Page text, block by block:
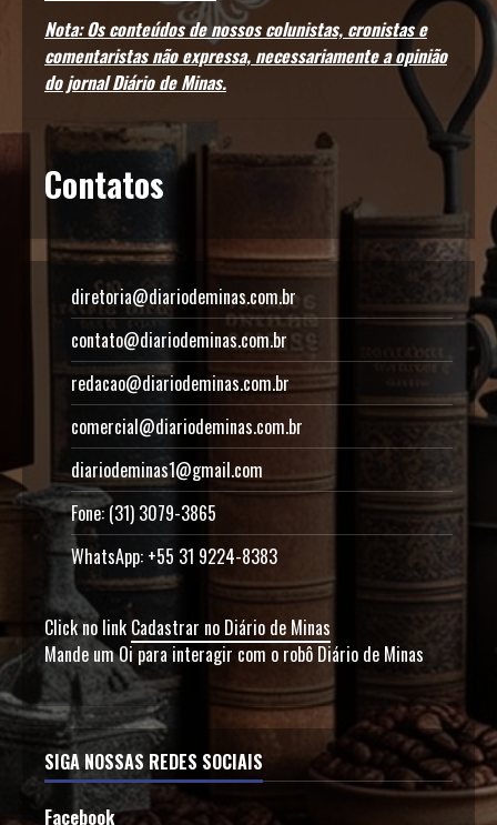
Nota: Os conteúdos de nossos colunistas, cronistas e
comentaristas não expressa, necessariamente a opinião
do jornal Diário de Minas.
Contatos
diretoria@diariodeminas.com.br
contato@diariodeminas.com.br
redacao@diariodeminas.com.br
comercial@diariodeminas.com.br
diariodeminas1@gmail.com
Fone: (31) 3079-3865
WhatsApp: +55 31 9224-8383
Click no link Cadastrar no Diário de Minas
Mande um Oi para interagir com o robô Diário de Minas
SIGA NOSSAS REDES SOCIAIS
Facebook